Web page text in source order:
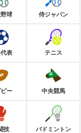
球 侍ジャパン
代表 テニス
ー 中央競馬
技 バドミントン